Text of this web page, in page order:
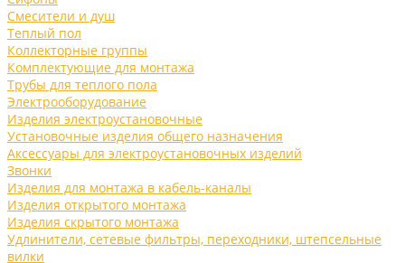
Смесители и душ
Теплый пол
Коллекторные группы
Комплектующие для монтажа
Трубы для теплого пола
Электрооборудование
Изделия электроустановочные
Установочные изделия общего назначения
Аксессуары для электроустановочных изделий
Звонки
Изделия для монтажа в кабель-каналы
Изделия открытого монтажа
Изделия скрытого монтажа
Удлинители, сетевые фильтры, переходники, штепсельные
вилки